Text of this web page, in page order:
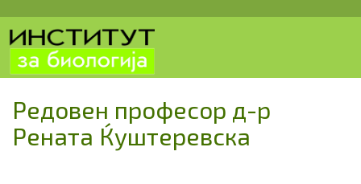
Редовен професор д-р
Рената Ќуштеревска